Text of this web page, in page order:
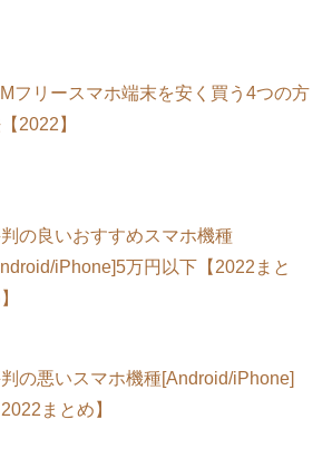
フリースマホ端末を安く買う4つの方
2022】
の良いおすすめスマホ機種
iPhone]5万円以下【2022まと
の悪いスマホ機種[Android/iPhone]
2022まとめ】